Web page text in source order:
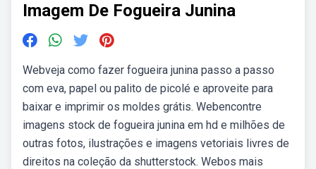
Imagem De Fogueira Junina
Webveja como fazer fogueira junina passo a passo
com eva, papel ou palito de picolé e aproveite para
baixar e imprimir os moldes grátis. Webencontre
imagens stock de fogueira junina em hd e milhões de
outras fotos, ilustrações e imagens vetoriais livres de
direitos na coleção da shutterstock. Webos mais